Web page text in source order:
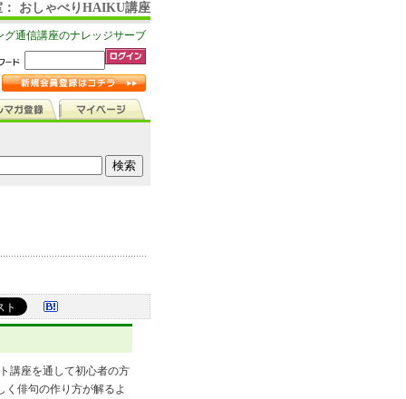
おしゃべりHAIKU講座
通信講座のナレッジサーブ
講座を通して初心者の方
く俳句の作り方が解るよ